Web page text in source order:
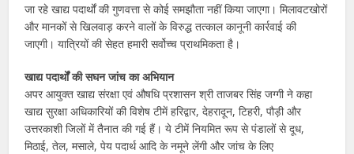
जा रहे खाद्य पदार्थों की गुणवत्ता से कोई समझौता नहीं किया जाएगा। मिलावटखोरों
और मानकों से खिलवाड़ करने वालों के विरुद्ध तत्काल कानूनी कार्रवाई की
जाएगी। यात्रियों की सेहत हमारी सर्वोच्च प्राथमिकता है।
खाद्य पदार्थों की सघन जांच का अभियान
अपर आयुक्त खाद्य संरक्षा एवं औषधि प्रशासन श्री ताजबर सिंह जग्गी ने कहा
खाद्य सुरक्षा अधिकारियों की विशेष टीमें हरिद्वार, देहरादून, टिहरी, पौड़ी और
उत्तरकाशी जिलों में तैनात की गई हैं। ये टीमें नियमित रूप से पंडालों से दूध,
मिठाई, तेल, मसाले, पेय पदार्थ आदि के नमूने लेंगी और जांच के लिए